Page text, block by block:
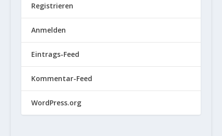
Registrieren
Anmelden
Eintrags-Feed
Kommentar-Feed
WordPress.org